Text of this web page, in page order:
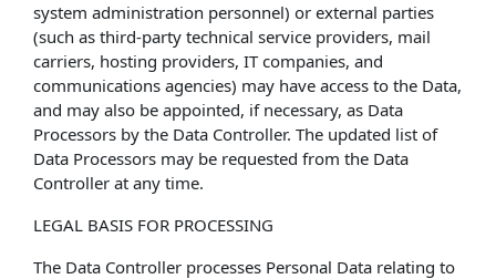
system administration personnel) or external parties
(such as third-party technical service providers, mail
carriers, hosting providers, IT companies, and
communications agencies) may have access to the Data,
and may also be appointed, if necessary, as Data
Processors by the Data Controller. The updated list of
Data Processors may be requested from the Data
Controller at any time.
LEGAL BASIS FOR PROCESSING
The Data Controller processes Personal Data relating to